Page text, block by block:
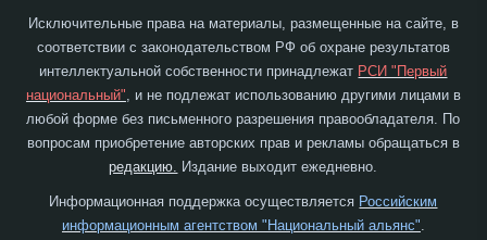
Исключительные права на материалы, размещенные на сайте, в
соответствии с законодательством РФ об охране результатов
интеллектуальной собственности принадлежат РСИ "Первый
национальный", и не подлежат использованию другими лицами в
любой форме без письменного разрешения правообладателя. По
вопросам приобретение авторских прав и рекламы обращаться в
редакцию. Издание выходит ежедневно.
Информационная поддержка осуществляется Российским
информационным агентством "Национальный альянс".